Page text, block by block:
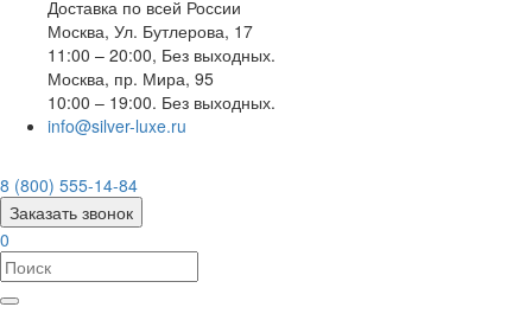
Доставка по всей России
Москва, Ул. Бутлерова, 17
11:00 – 20:00, Без выходных.
Москва, пр. Мира, 95
10:00 – 19:00. Без выходных.
info@silver-luxe.ru
8 (800) 555-14-84
Заказать звонок
0